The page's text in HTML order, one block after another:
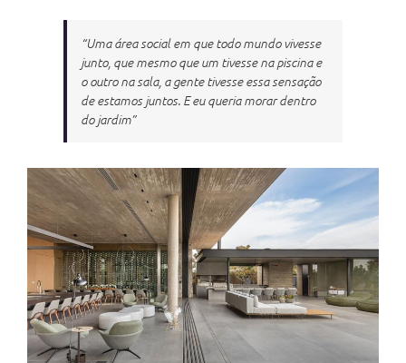
“Uma área social em que todo mundo vivesse
junto, que mesmo que um tivesse na piscina e
o outro na sala, a gente tivesse essa sensação
de estamos juntos. E eu queria morar dentro
do jardim”